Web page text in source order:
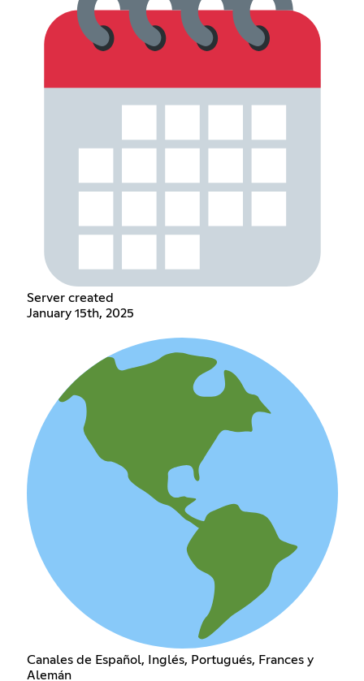
Server created
January 15th, 2025
Canales de Español, Inglés, Portugués, Frances y
Alemán